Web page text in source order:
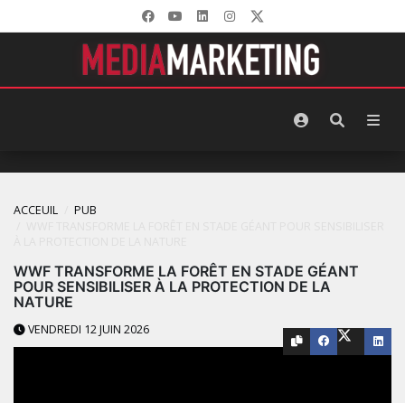
ACCEUIL
PUB
WWF TRANSFORME LA FORÊT EN STADE GÉANT
POUR SENSIBILISER À LA PROTECTION DE LA
NATURE
VENDREDI 12 JUIN 2026